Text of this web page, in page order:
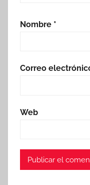
Nombre *
Correo
Web